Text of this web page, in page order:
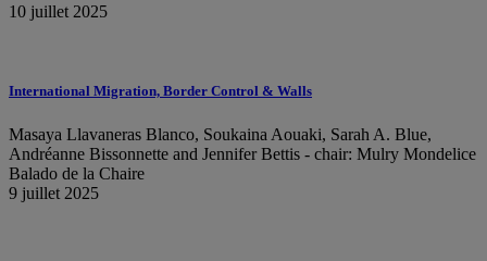
10 juillet 2025
International Migration, Border Control & Walls
Masaya Llavaneras Blanco, Soukaina Aouaki, Sarah A. Blue,
Andréanne Bissonnette and Jennifer Bettis - chair: Mulry Mondelice
Balado de la Chaire
9 juillet 2025